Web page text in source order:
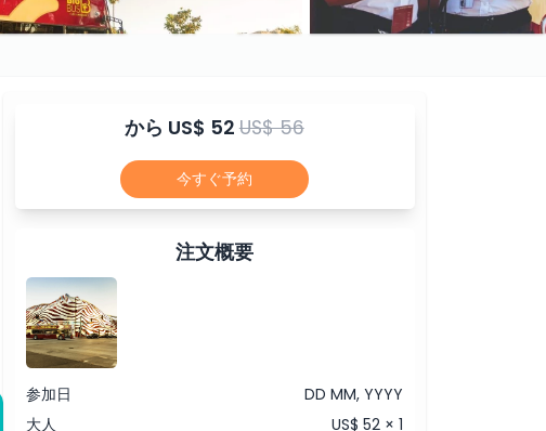
から US$ 52US$ 56
今すぐ予約
注文概要
参加日
DD MM, YYYY
大人
US$ 52 × 1